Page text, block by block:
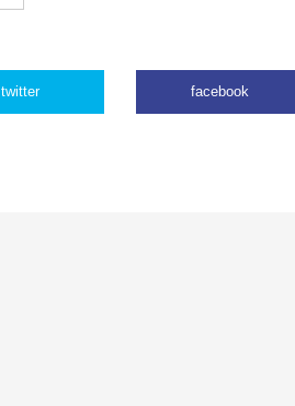
twitter facebook